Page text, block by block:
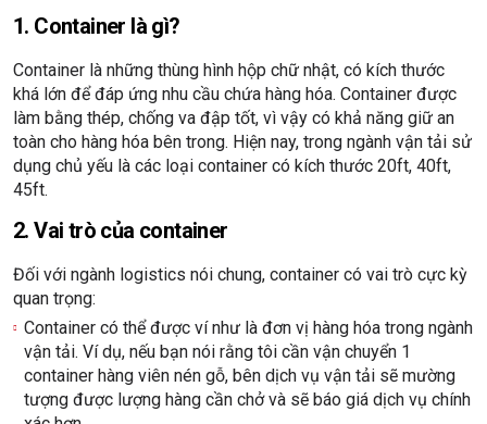
1. Container là gì?
Container là những thùng hình hộp chữ nhật, có kích thước
khá lớn để đáp ứng nhu cầu chứa hàng hóa. Container được
làm bằng thép, chống va đập tốt, vì vậy có khả năng giữ an
toàn cho hàng hóa bên trong. Hiện nay, trong ngành vận tải sử
dụng chủ yếu là các loại container có kích thước 20ft, 40ft,
45ft.
2. Vai trò của container
Đối với ngành logistics nói chung, container có vai trò cực kỳ
quan trọng:
Container có thể được ví như là đơn vị hàng hóa trong ngành
vận tải. Ví dụ, nếu bạn nói rằng tôi cần vận chuyển 1
container hàng viên nén gỗ, bên dịch vụ vận tải sẽ mường
tượng được lượng hàng cần chở và sẽ báo giá dịch vụ chính